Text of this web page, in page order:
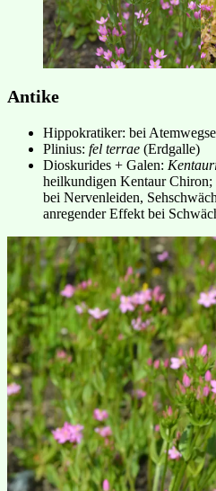
Antike
Hippokratiker: bei
Plinius: fel terrae (Erdgalle)
Dioskurides + Galen:
heilkundigen Kentaur
bei Nervenleiden,
anregender Effekt bei